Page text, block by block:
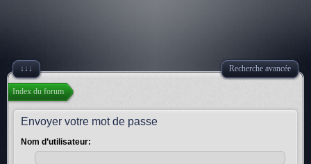
↓↓↓ Recherche avancée
Index du forum
Envoyer votre mot de passe
Nom d’utilisateur: